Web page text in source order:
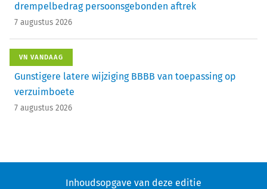
drempelbedrag persoonsgebonden aftrek
7 augustus 2026
VN VANDAAG
Gunstigere latere wijziging BBBB van toepassing op
verzuimboete
7 augustus 2026
Inhoudsopgave van deze editie